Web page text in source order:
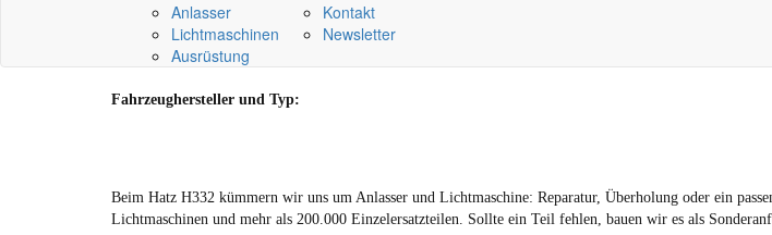
Anlasser
Lichtmaschinen
Ausrüstung
Kontakt
Newsletter
Fahrzeughersteller und Typ:
Beim Hatz H332 kümmern wir uns um Anlasser und Lichtmaschine: Reparatur, Überholung oder ein
Lichtmaschinen und mehr als 200.000 Einzelersatzteilen. Sollte ein Teil fehlen, bauen wir es als